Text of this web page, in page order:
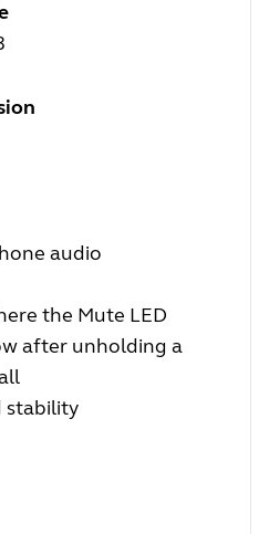
audio
the Mute LED
after unholding a
stability